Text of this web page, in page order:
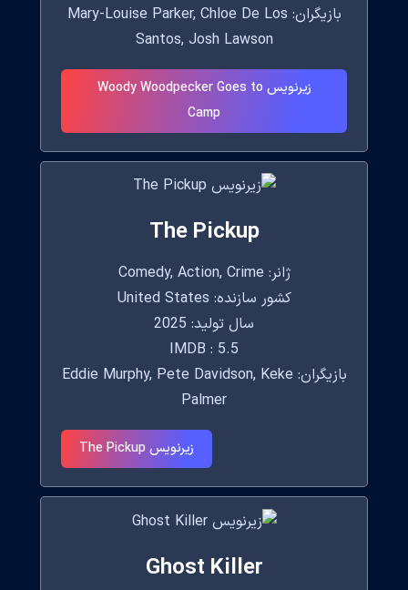
بازیگران: Mary-Louise Parker, Chloe De Los
Santos, Josh Lawson
زیرنویس Woody Woodpecker Goes to
Camp
The Pickup
ژانر: Comedy, Action, Crime
کشور سازنده: United States
سال تولید: 2025
IMDB : 5.5
بازیگران: Eddie Murphy, Pete Davidson, Keke
Palmer
زیرنویس The Pickup
Ghost Killer